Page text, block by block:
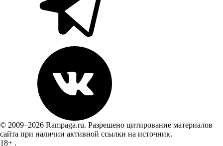
© 2009–2026 Rampaga.ru. Разрешено цитирование материалов
сайта при наличии активной ссылки на источник.
18+ .